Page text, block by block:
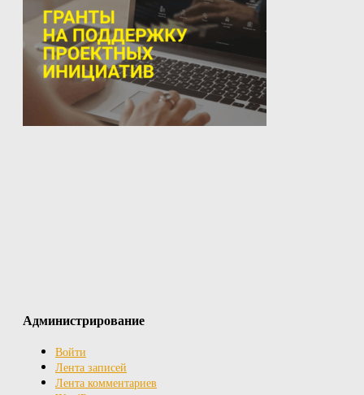
Администрирование
Войти
Лента записей
Лента комментариев